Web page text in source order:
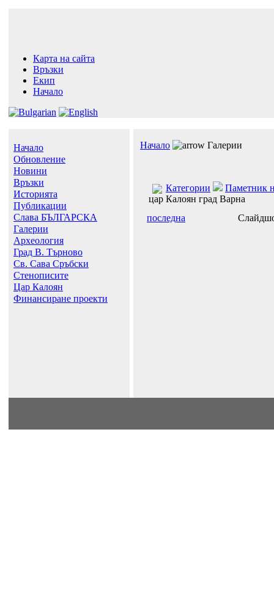
Карта на сайта
Връзки
Екип
Начало
Начало
Обновление
Новини
Връзки
Историята
Публикации
Слава БЪЛГАРСКА
Галерии
Археология
Град В. Търново
Св. Сава Сръбски
Стенописите
Цар Калоян
Финансиране проекти
Начало Галерии
Категории
Паметник
цар Калоян град Варна
последна